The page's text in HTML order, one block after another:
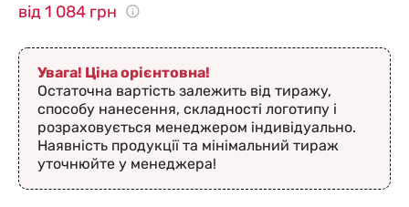
від 1 084 грн
Увага! Ціна орієнтовна!
Остаточна вартість залежить від тиражу,
способу нанесення, складності логотипу і
розраховується менеджером індивідуально.
Наявність продукції та мінімальний тираж
уточнюйте у менеджера!